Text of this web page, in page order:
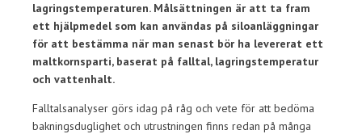
lagringstemperaturen. Målsättningen är att ta fram
ett hjälpmedel som kan användas på siloanläggningar
för att bestämma när man senast bör ha levererat ett
maltkornsparti, baserat på falltal, lagringstemperatur
och vattenhalt.
Falltalsanalyser görs idag på råg och vete för att bedöma
bakningsduglighet och utrustningen finns redan på många